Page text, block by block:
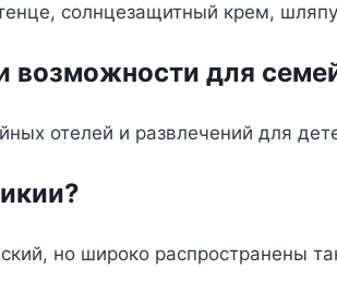
солнцезащитный крем,
возможности для
отелей и развлечений для
но широко распространены